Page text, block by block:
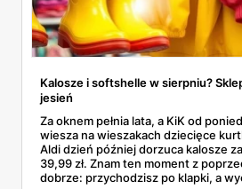
Kalosze i softshelle w sierpniu?
jesień
Za oknem pełnia lata, a KiK od
wiesza na wieszakach dziecięce
Aldi dzień później dorzuca kalosze
39,99 zł. Znam ten moment z
dobrze: przychodzisz po klapki, a